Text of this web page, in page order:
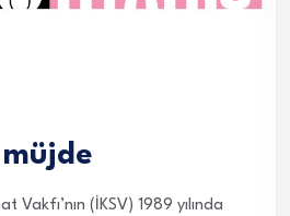
müjde
Vakfı’nın (İKSV) 1989 yılında